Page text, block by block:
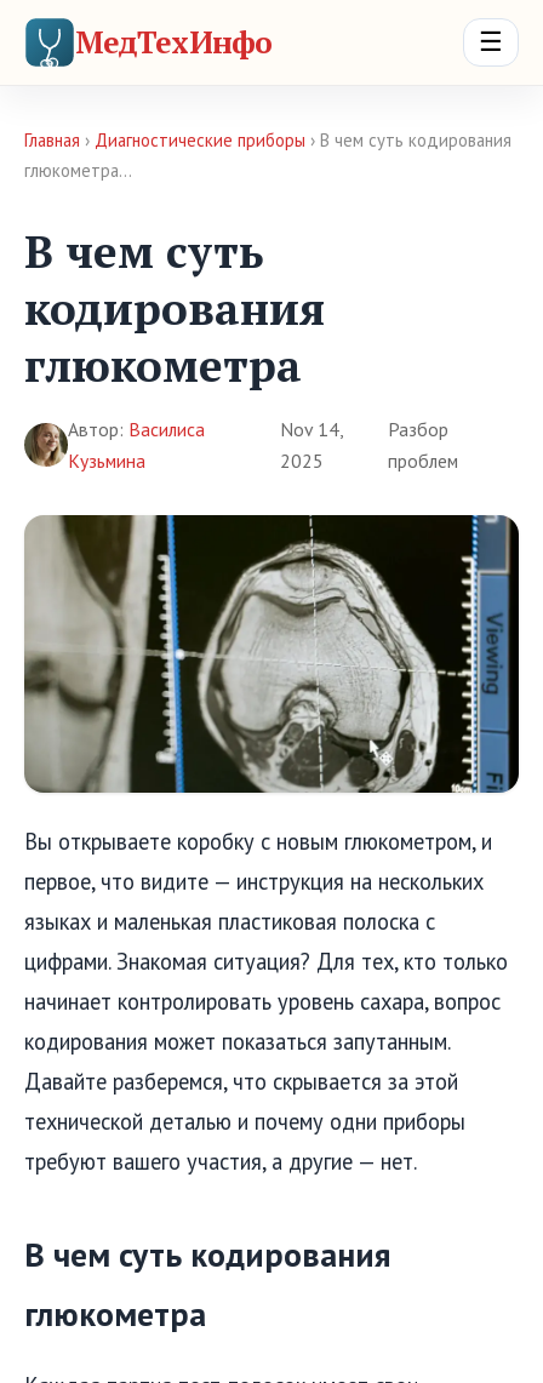
МедТехИнфо ☰
Главная › Диагностические приборы › В чем суть кодирования
глюкометра…
В чем суть
кодирования
глюкометра
Автор: Василиса
Кузьмина
Nov 14,
2025
Разбор
проблем
Вы открываете коробку с новым глюкометром, и
первое, что видите — инструкция на нескольких
языках и маленькая пластиковая полоска с
цифрами. Знакомая ситуация? Для тех, кто только
начинает контролировать уровень сахара, вопрос
кодирования может показаться запутанным.
Давайте разберемся, что скрывается за этой
технической деталью и почему одни приборы
требуют вашего участия, а другие — нет.
В чем суть кодирования
глюкометра